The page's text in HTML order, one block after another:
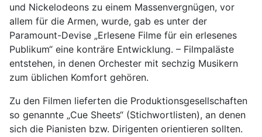
und Nickelodeons zu einem Massenvergnügen, vor
allem für die Armen, wurde, gab es unter der
Paramount-Devise „Erlesene Filme für ein erlesenes
Publikum“ eine konträre Entwicklung. – Filmpaläste
entstehen, in denen Orchester mit sechzig Musikern
zum üblichen Komfort gehören.
Zu den Filmen lieferten die Produktionsgesellschaften
so genannte „Cue Sheets“ (Stichwortlisten), an denen
sich die Pianisten bzw. Dirigenten orientieren sollten.